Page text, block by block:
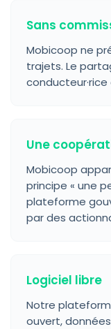
Sans
Mobicoop ne
trajets. Le
Une
Mobicoop
principe « une
plateforme
par des
Logiciel libre
Notre
ouvert,